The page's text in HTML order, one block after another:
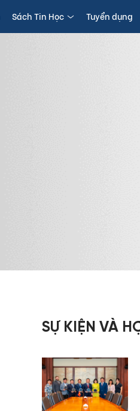
Sách Tin Học Tuyển dụng
SỰ KIỆN VÀ